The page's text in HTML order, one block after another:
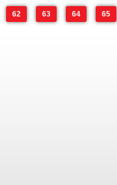
62 63 64 65